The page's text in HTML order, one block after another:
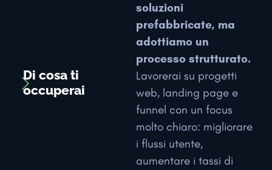
soluzioni
prefabbricate, ma
adottiamo un
processo strutturato.
Di cosa ti
occuperai
Lavorerai su progetti
web, landing page e
funnel con un focus
molto chiaro: migliorare
i flussi utente,
aumentare i tassi di